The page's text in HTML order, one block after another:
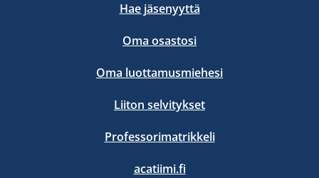
Hae jäsenyyttä
Oma osastosi
Oma luottamusmiehesi
Liiton selvitykset
Professorimatrikkeli
acatiimi.fi